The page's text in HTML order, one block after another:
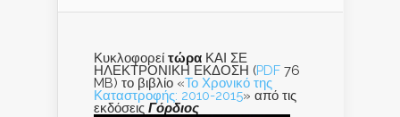
Κυκλοφορεί τώρα ΚΑΙ ΣΕ
ΗΛΕΚΤΡΟΝΙΚΗ ΕΚΔΟΣΗ (PDF 76
MB) το βιβλίο «Το Χρονικό της
Καταστροφής: 2010-2015» από τις
εκδόσεις Γόρδιος